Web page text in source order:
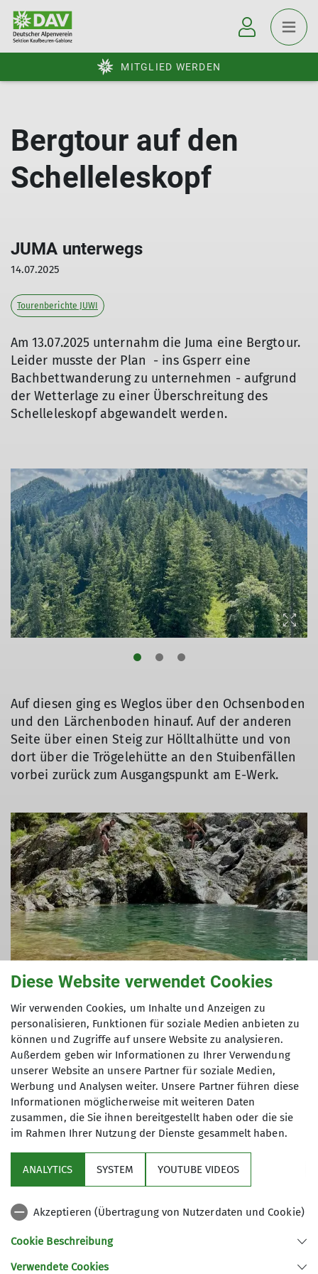
MITGLIED WERDEN
Bergtour auf den
Schelleleskopf
JUMA unterwegs
14.07.2025
Tourenberichte JUWI
Am 13.07.2025 unternahm die Juma eine Bergtour.
Leider musste der Plan - ins Gsperr eine
Bachbettwanderung zu unternehmen - aufgrund
der Wetterlage zu einer Überschreitung des
Schelleleskopf abgewandelt werden.
Auf diesen ging es Weglos über den Ochsenboden
und den Lärchenboden hinauf. Auf der anderen
Seite über einen Steig zur Hölltalhütte und von
dort über die Trögelehütte an den Stuibenfällen
vorbei zurück zum Ausgangspunkt am E-Werk.
Text und Fotos: Vinzenz Wildung
Sektion
Archiv
Sektion Kaufbeuren-Gablonz des Deutschen Alpenvereins e.V.
Diese Website verwendet Cookies
Wir verwenden Cookies, um Inhalte und Anzeigen zu
personalisieren, Funktionen für soziale Medien anbieten zu
können und Zugriffe auf unsere Website zu analysieren.
Außerdem geben wir Informationen zu Ihrer Verwendung
unserer Website an unsere Partner für soziale Medien,
Werbung und Analysen weiter. Unsere Partner führen diese
Informationen möglicherweise mit weiteren Daten
zusammen, die Sie ihnen bereitgestellt haben oder die sie
im Rahmen Ihrer Nutzung der Dienste gesammelt haben.
ANALYTICS SYSTEM YOUTUBE VIDEOS
Akzeptieren (Übertragung von Nutzerdaten und Cookie)
Cookie Beschreibung
Verwendete Cookies